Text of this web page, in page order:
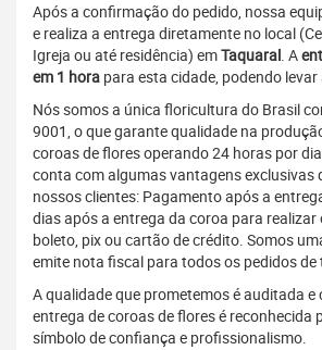
Após a confirmação do pedido, nossa
e realiza a entrega diretamente no local
Igreja ou até residência) emTaquaral. A
em 1 hora para esta cidade, podendo
Nós somos a única floricultura do Brasil
9001, o que garante qualidade na
coroas de flores operando 24 horas por
conta com algumas vantagens exclusivas
nossos clientes: Pagamento após a
dias após a entrega da coroa para
boleto, pix ou cartão de crédito. Somos
emite nota fiscal para todos os pedidos de
A qualidade que prometemos é auditada
entrega de coroas de flores é reconhecida
símbolo de confiança e profissionalismo.